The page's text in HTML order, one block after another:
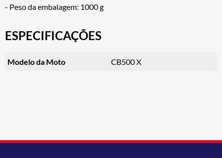
- Peso da embalagem: 1000 g
ESPECIFICAÇÕES
Modelo da Moto CB500 X